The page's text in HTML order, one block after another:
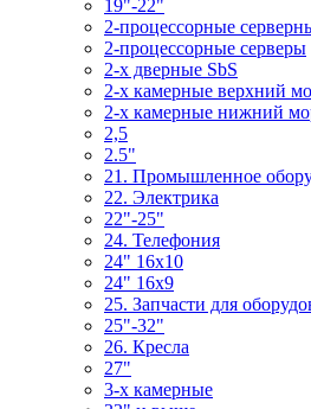
19"-22"
2-процессорные
2-процессорные серверы
2-х дверные SbS
2-х камерные верхний
2-х камерные нижний
2,5
2.5"
21. Промышленное
22. Электрика
22"-25"
24. Телефония
24" 16x10
24" 16x9
25. Запчасти для
25"-32"
26. Кресла
27"
3-x камерные